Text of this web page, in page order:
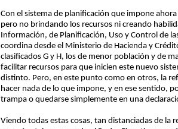
Con el sistema de planificación que impone
pero no brindando los recursos ni creando
Información, de Planificación, Uso y Control de
coordina desde el Ministerio de Hacienda y
clasificados G y H, los de menor población y de
facilitar recursos para que inicien este nuevo
distinto. Pero, en este punto como en otros, la
hacer nada de lo que impone, y en ese sentido,
trampa o quedarse simplemente en una
Viendo todas estas cosas, tan distanciadas de